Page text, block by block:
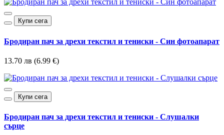
Купи сега
Бродиран пач за дрехи текстил и тениски - Син фотоапарат
13.70 лв (6.99 €)
Купи сега
Бродиран пач за дрехи текстил и тениски - Слушалки
сърце